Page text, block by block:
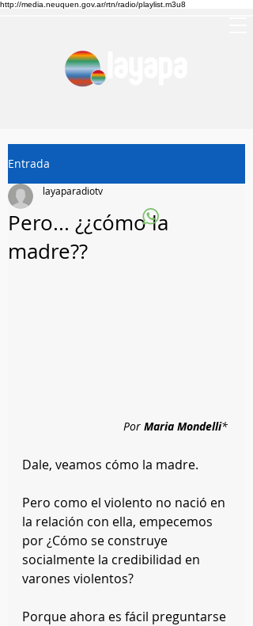
http://media.neuquen.gov.ar/rtn/radio/playlist.m3u8
Entrada
Pero... ¿¿cómo la
madre??
layaparadiotv
Por Maria Mondelli*
Dale, veamos cómo la madre.
Pero como el violento no nació en
la relación con ella, empecemos
por ¿Cómo se construye
socialmente la credibilidad en
varones violentos?
Porque ahora es fácil preguntarse